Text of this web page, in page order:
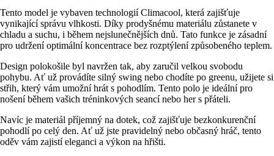
Tento model je vybaven technologií Climacool, která zajišťuje
vynikající správu vlhkosti. Díky prodyšnému materiálu zůstanete v
chladu a suchu, i během nejslunečnějších dnů. Tato funkce je zásadní
pro udržení optimální koncentrace bez rozptýlení způsobeného teplem.
Design polokošile byl navržen tak, aby zaručil velkou svobodu
pohybu. Ať už provádíte silný swing nebo chodíte po greenu, užijete si
střih, který vám umožní hrát s pohodlím. Tento polo je ideální pro
nošení během vašich tréninkových seancí nebo her s přáteli.
Navíc je materiál příjemný na dotek, což zajišťuje bezkonkurenční
pohodlí po celý den. Ať už jste pravidelný nebo občasný hráč, tento
oděv vám zajistí eleganci a výkon na hřišti.